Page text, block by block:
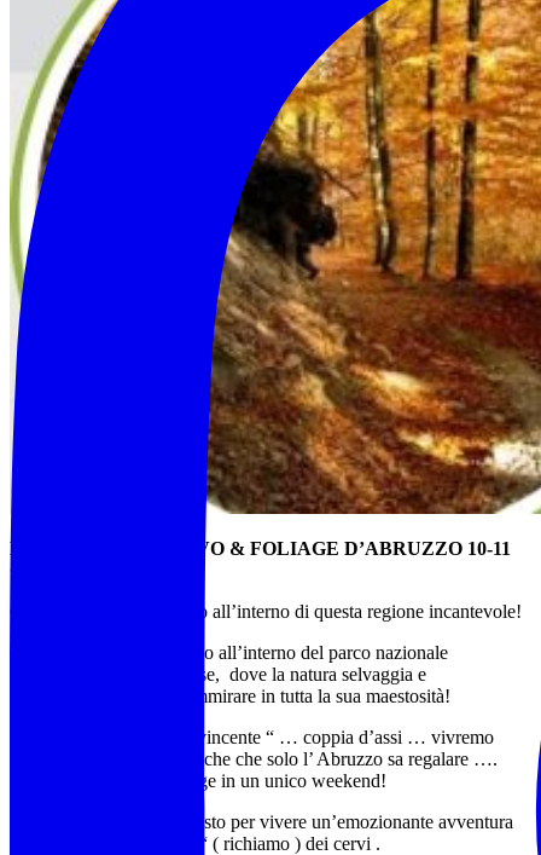
BRAMITO DEL CERVO & FOLIAGE D’ABRUZZO 10-11
OTTOBRE 2026
Continua il nostro viaggio all’interno di questa regione incantevole!
I nostri passi si dirigeranno all’interno del parco nazionale
d’Abruzzo, Lazio e Molise, dove la natura selvaggia e
incontaminata si lascia ammirare in tutta la sua maestosità!
Quest’anno “accoppiata vincente “ … coppia d’assi … vivremo
insieme due emozioni uniche che solo l’ Abruzzo sa regalare ….
Bramito del cervo e foliage in un unico weekend!
E’ il periodo migliore questo per vivere un’emozionante avventura
… ascoltare il “ Bramito “ ( richiamo ) dei cervi .